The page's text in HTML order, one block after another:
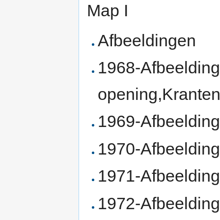
Map I
Afbeeldingen
1968-
1969-
1970-
1971-
1972-